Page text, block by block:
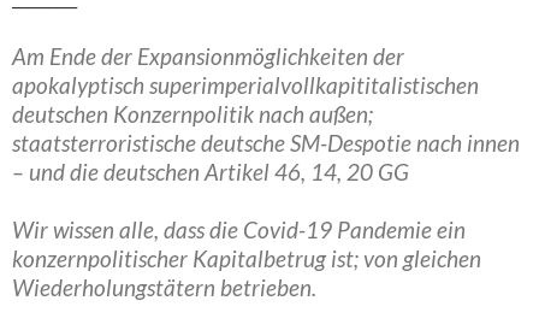
Am Ende der Expansionmöglichkeiten der
apokalyptisch superimperialvollkapititalistischen
deutschen Konzernpolitik nach außen;
staatsterroristische deutsche SM-Despotie nach innen
– und die deutschen Artikel 46, 14, 20 GG
Wir wissen alle, dass die Covid-19 Pandemie ein
konzernpolitischer Kapitalbetrug ist; von gleichen
Wiederholungstätern betrieben.